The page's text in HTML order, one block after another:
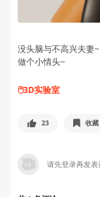
没头脑与不高兴夫妻~
做个小情头~
🖱️3D实验室
23 收藏